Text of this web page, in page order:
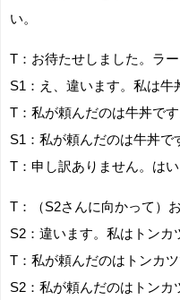
い。
T：お待たせしました。ラー
S1：え、違います。私は牛
T：私が頼んだのは牛丼です
S1：私が頼んだのは牛丼で
T：申し訳ありません。はい
T：（S2さんに向かって）
S2：違います。私はトンカ
T：私が頼んだのはトンカツ
S2：私が頼んだのはトンカ